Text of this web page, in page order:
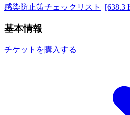
感染防止策チェックリスト [638.3
基本情報
チケットを購入する